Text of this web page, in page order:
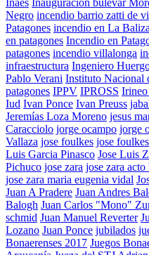
Inaes Inauguración bulevar
Negro incendio barrio zatti de
Patagones incendio en La Baliza
en patagones Incendio en
patagones incendio villalonga
infraestructura Ingeniero
Pablo Verani Instituto Nacional
patagones IPPV IPROSS
Iud Ivan Ponce Ivan Preuss
Jeremías Loza Moreno jesus
Caracciolo jorge ocampo jorge
Vallaza jose foulkes jose
Luis Garcia Pinasco Jose Luis
Pichuco jose zara jose zara
jose zara maria eugenia vidal
Juan A Pradere Juan Andres
Balogh Juan Carlos "Mono"
schmid Juan Manuel Reverter
Lozano Juan Ponce jubilados
Bonaerenses 2017 Juegos